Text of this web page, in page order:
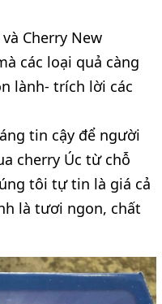
Cherry New
các loại quả càng
lành- trích lời các
tin cậy để người
cherry Úc từ chỗ
tôi tự tin là giá cả
là tươi ngon, chất